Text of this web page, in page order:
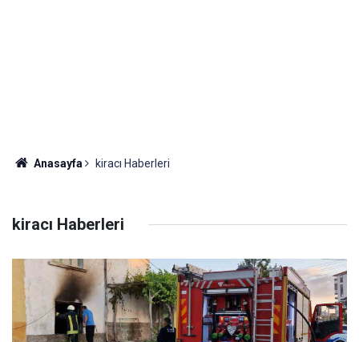
Anasayfa kiracı Haberleri
kiracı Haberleri